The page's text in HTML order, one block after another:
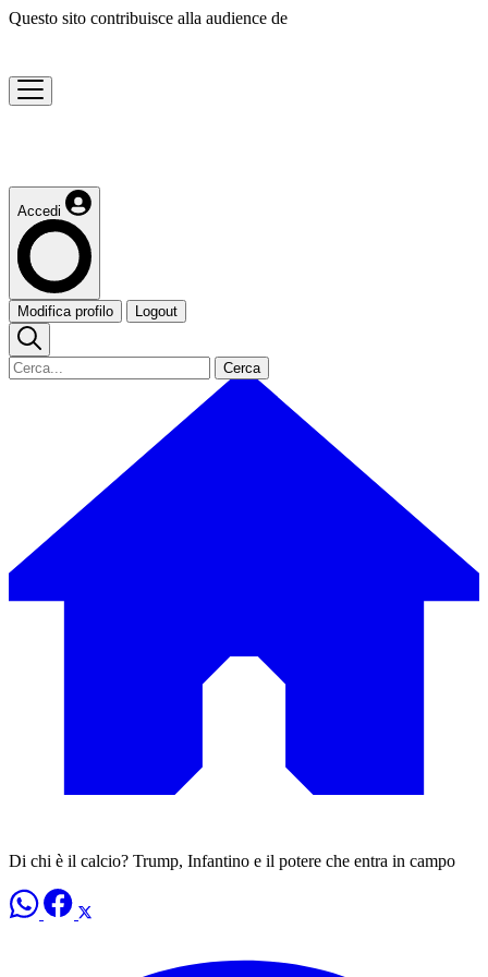
Questo sito contribuisce alla audience de
Accedi
Modifica profilo Logout
Cerca
Di chi è il calcio? Trump, Infantino e il potere che entra in campo